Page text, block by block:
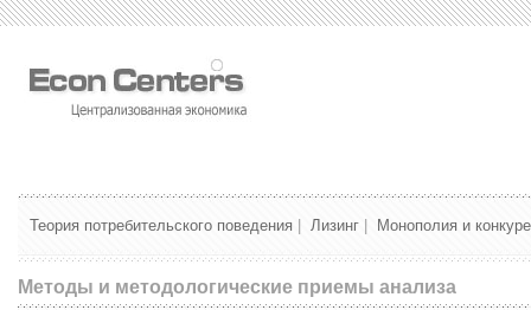
Теория потребительского поведения Лизинг Монополия и
Методы и методологические приемы анализа